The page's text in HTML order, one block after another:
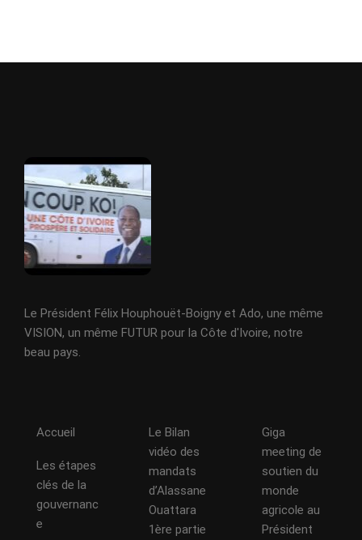
Le Président Félix Houphouët-Boigny et Ado, une même
VISION, un même FUTUR pour la Côte d'Ivoire, notre
beau pays.
Accueil
Les étapes
clés de la
gouvernanc
e
Le Bilan
vidéo des
mandats
d’Alassane
Ouattara
1ère partie
Giga
meeting de
soutien du
monde
agricole au
Président